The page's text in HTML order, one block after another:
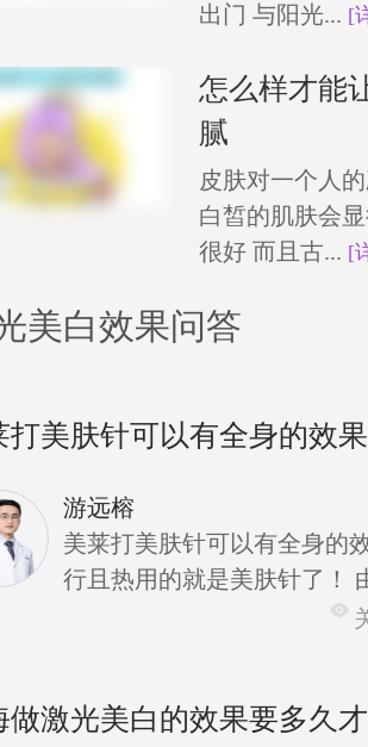
出门 与阳光... [
怎么样才能
腻
皮肤对一个人
白皙的肌肤会
很好 而且古... [
美白效果问答
打美肤针可以有全身的效
游远榕
美莱打美肤针可以有全身的
行且热用的就是美肤针了！
做激光美白的效果要多久